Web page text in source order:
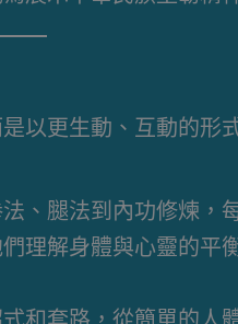
以更生動、互動的形
、腿法到內功修煉，
理解身體與心靈的平